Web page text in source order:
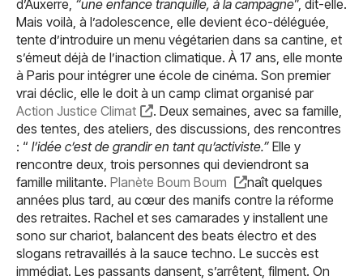
d’Auxerre, “une enfance tranquille, à la campagne”, dit-elle.
Mais voilà, à l’adolescence, elle devient éco-déléguée,
tente d’introduire un menu végétarien dans sa cantine, et
s’émeut déjà de l’inaction climatique. À 17 ans, elle monte
à Paris pour intégrer une école de cinéma. Son premier
vrai déclic, elle le doit à un camp climat organisé par
Action Justice Climat
. Deux semaines, avec sa famille,
des tentes, des ateliers, des discussions, des rencontres
: “ l’idée c’est de grandir en tant qu’activiste.” Elle y
rencontre deux, trois personnes qui deviendront sa
famille militante. Planète Boum Boum
naît quelques
années plus tard, au cœur des manifs contre la réforme
des retraites. Rachel et ses camarades y installent une
sono sur chariot, balancent des beats électro et des
slogans retravaillés à la sauce techno. Le succès est
immédiat. Les passants dansent, s’arrêtent, filment. On